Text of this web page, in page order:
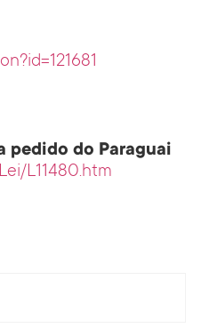
pedido do Paraguai
L11480.htm